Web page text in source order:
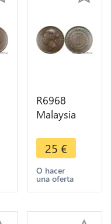
R6968
Malaysia
Settlements
One Cent
Victoria
1901 ->
25 €
O hacer
una oferta